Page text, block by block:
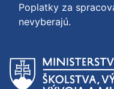
Poplatky za
nevyberajú.